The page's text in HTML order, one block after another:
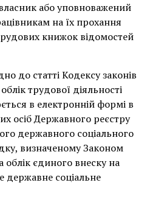
власник або уповноважений
на їх прохання
книжок відомостей
до статті Кодексу законів
трудової діяльності
в електронній формі в
осіб Державного реєстру
державного соціального
визначеному Законом
облік єдиного внеску на
державне соціальне